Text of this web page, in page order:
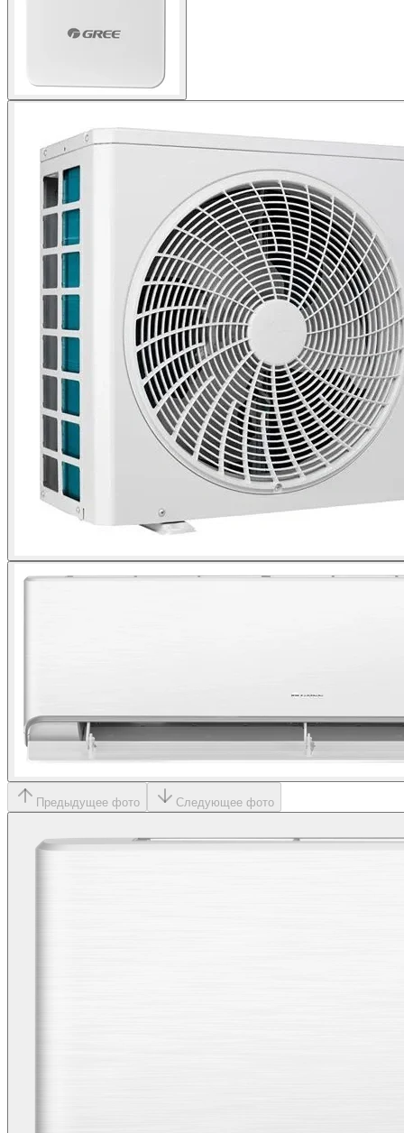
Предыдущее фото Следующее фото